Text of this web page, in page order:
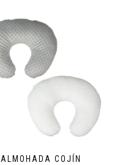
ALMOHADA COJÍN